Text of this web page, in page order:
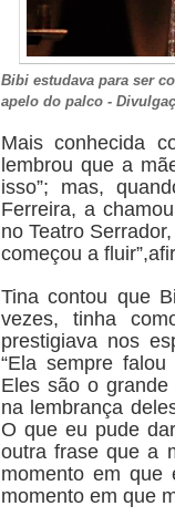
Bibi estudava para ser
apelo do palco -
Mais conhecida
lembrou que a
isso”; mas,
Ferreira, a
no Teatro
começou a
Tina contou que
vezes, tinha
prestigiava nos
“Ela sempre
Eles são o
na lembrança
O que eu pude
outra frase que a
momento em
momento em que